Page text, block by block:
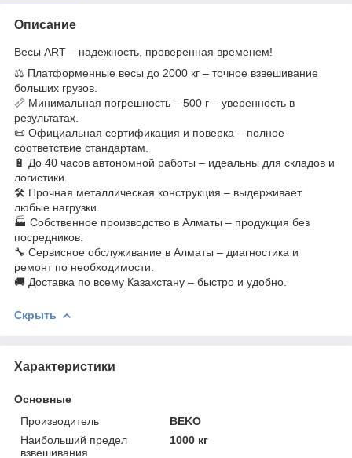
Описание
Весы ART – надежность, проверенная временем!
⚖ Платформенные весы до 2000 кг – точное взвешивание
больших грузов.
📏 Минимальная погрешность – 500 г – уверенность в
результатах.
📜 Официальная сертификация и поверка – полное
соответствие стандартам.
🔋 До 40 часов автономной работы – идеальны для складов и
логистики.
🛠 Прочная металлическая конструкция – выдерживает
любые нагрузки.
🏭 Собственное производство в Алматы – продукция без
посредников.
🔧 Сервисное обслуживание в Алматы – диагностика и
ремонт по необходимости.
🚚 Доставка по всему Казахстану – быстро и удобно.
Скрыть
Характеристики
Основные
Производитель
BEKO
Наибольший предел
взвешивания
1000 кг